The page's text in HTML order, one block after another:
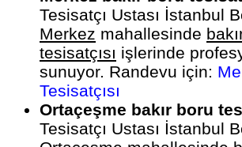
Tesisatçı Ustası İstanbul
Merkez mahallesinde
tesisatçısı işlerinde
sunuyor. Randevu için:
Tesisatçısı
Ortaçeşme bakır boru
Tesisatçı Ustası İstanbul